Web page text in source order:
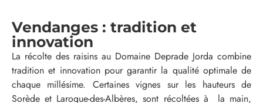
Vendanges : tradition et
innovation
La récolte des raisins au Domaine Deprade Jorda combine
tradition et innovation pour garantir la qualité optimale de
chaque millésime. Certaines vignes sur les hauteurs de
Sorède et Laroque-des-Albères, sont récoltées à la main,